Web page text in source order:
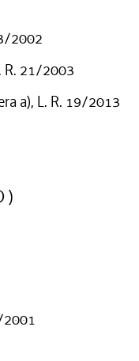
2002
R. 21/2003
a), L. R. 19/2013
)
2001